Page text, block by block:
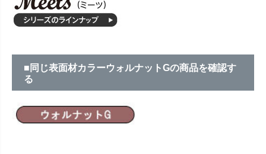
■同じ表面材カラーウォルナットGの商品を確認す
る